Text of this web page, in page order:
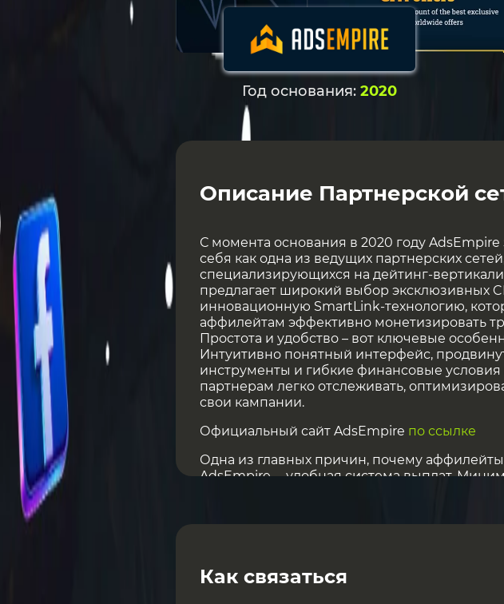
Год основания: 2020
Описание Партнерской
С момента основания в 2020 году
себя как одна из ведущих партнерских
специализирующихся на дейтинг-
предлагает широкий выбор эксклюзивных
инновационную SmartLink-технологию,
аффилейтам эффективно монетизировать
Простота и удобство – вот ключевые
Интуитивно понятный интерфейс,
инструменты и гибкие финансовые
партнерам легко отслеживать,
свои кампании.
Официальный сайт AdsEmpire по ссылке
Одна из главных причин, почему
AdsEmpire, – удобная система выплат.
(Bitcoin, USDT).
(SOI/DOI), CPS и RevShare, что позволяет
выбрать наиболее прибыльную стратегию
Как связаться